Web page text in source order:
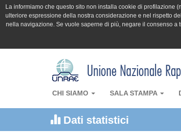
La informiamo che questo sito non installa cookie di profilazione
ulteriore espressione della nostra considerazione e nel rispetto
nella navigazione. Se vuole saperne di più, negare il consenso
CHI SIAMO SALA STAMPA
Dati statistici